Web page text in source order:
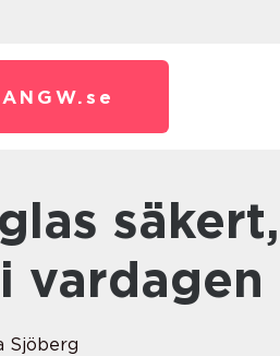
se
vardagen
Sjöberg